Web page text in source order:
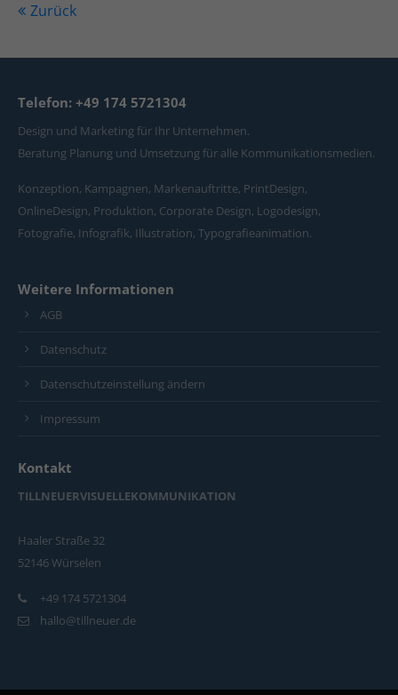
Zurück
Telefon: +49 174 5721304
Design und Marketing für Ihr Unternehmen.
Beratung Planung und Umsetzung für alle Kommunikationsmedien.
Konzeption, Kampagnen, Markenauftritte, PrintDesign,
OnlineDesign, Produktion, Corporate Design, Logodesign,
Fotografie, Infografik, Illustration, Typografieanimation.
Weitere Informationen
AGB
Datenschutz
Datenschutzeinstellung ändern
Impressum
Kontakt
TILLNEUERVISUELLEKOMMUNIKATION
Haaler Straße 32
52146 Würselen
+49 174 5721304
hallo@tillneuer.de